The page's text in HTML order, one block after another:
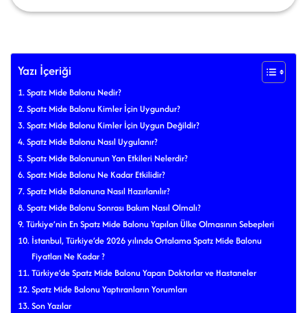
Yazı İçeriği
Spatz Mide Balonu Nedir?
Spatz Mide Balonu Kimler İçin Uygundur?
Spatz Mide Balonu Kimler İçin Uygun Değildir?
Spatz Mide Balonu Nasıl Uygulanır?
Spatz Mide Balonunun Yan Etkileri Nelerdir?
Spatz Mide Balonu Ne Kadar Etkilidir?
Spatz Mide Balonuna Nasıl Hazırlanılır?
Spatz Mide Balonu Sonrası Bakım Nasıl Olmalı?
Türkiye’nin En Spatz Mide Balonu Yapılan Ülke Olmasının Sebepleri
İstanbul, Türkiye’de 2026 yılında Ortalama Spatz Mide Balonu
Fiyatları Ne Kadar ?
Türkiye’de Spatz Mide Balonu Yapan Doktorlar ve Hastaneler
Spatz Mide Balonu Yaptıranların Yorumları
Son Yazılar